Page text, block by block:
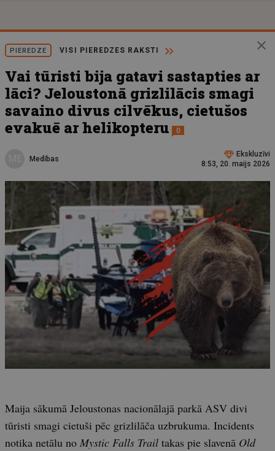
PIEREDZE VISI PIEREDZES RAKSTI
Vai tūristi bija gatavi sastapties ar
lāci? Jeloustonā grizlilācis smagi
savaino divus cilvēkus, cietušos
evakuē ar helikopteru
0
Medības
Ekskluzīvi
8:53, 20. maijs 2026
Maija sākumā Jeloustonas nacionālajā parkā ASV divi
tūristi smagi cietuši pēc grizlilāča uzbrukuma. Incidents
notika netālu no Mystic Falls Trail takas pie slavenā Old